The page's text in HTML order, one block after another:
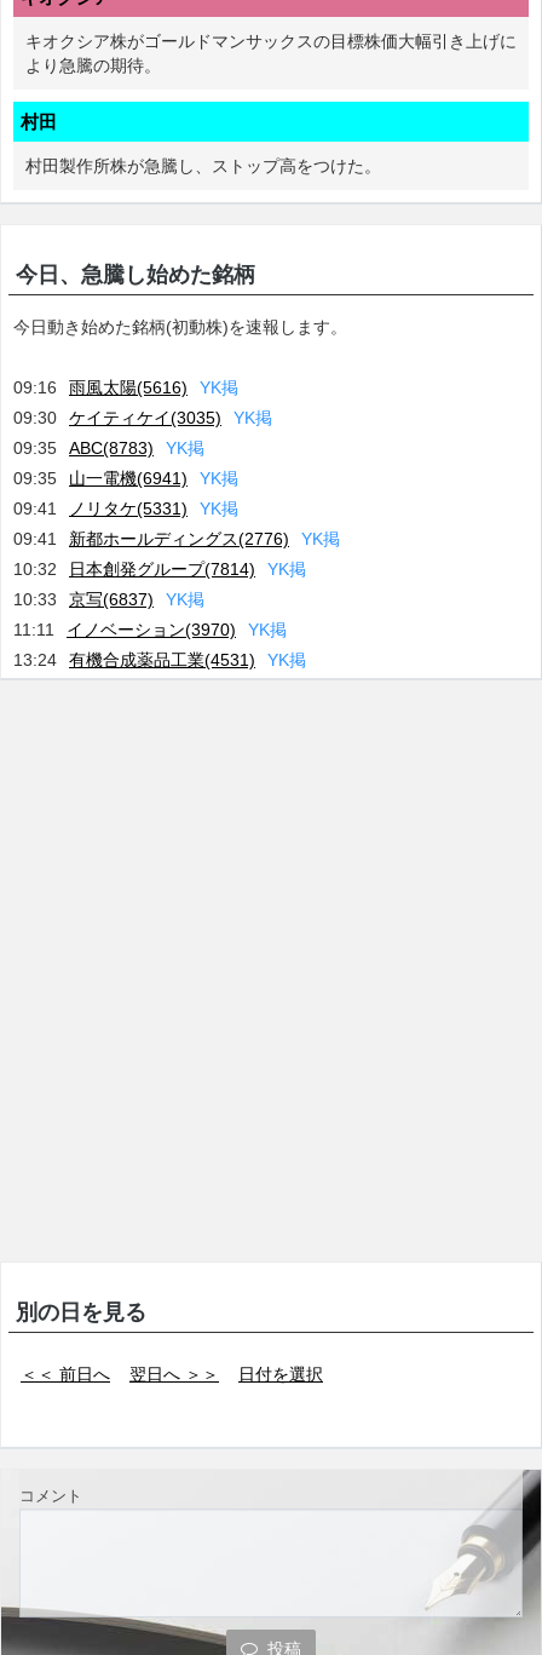
キオクシア株がゴールドマンサックスの目標株価大幅引き上げに
より急騰の期待。
村田
村田製作所株が急騰し、ストップ高をつけた。
今日、急騰し始めた銘柄
今日動き始めた銘柄(初動株)を速報します。
09:16 雨風太陽(5616) YK掲
09:30
ケイティケイ(3035) YK掲
09:35
ABC(8783) YK掲
09:35
山一電機(6941) YK掲
09:41
ノリタケ(5331) YK掲
09:41
新都ホールディングス(2776) YK掲
10:32
日本創発グループ(7814) YK掲
10:33
京写(6837) YK掲
11:11
イノベーション(3970) YK掲
13:24
有機合成薬品工業(4531) YK掲
別の日を見る
＜＜ 前日へ 翌日へ ＞＞ 日付を選択
コメント
投稿